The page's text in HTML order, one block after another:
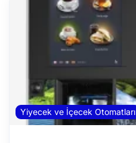
Yiyecek ve İçecek Otomatları